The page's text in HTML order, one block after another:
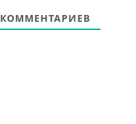
КОММЕНТАРИЕВ